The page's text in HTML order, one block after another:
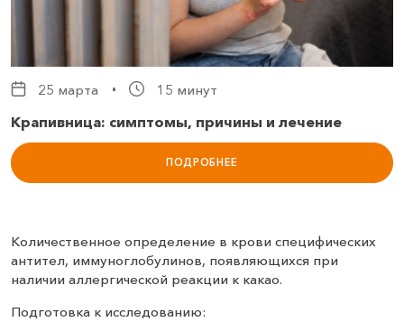
25 марта 15 минут
Крапивница: симптомы, причины и лечение
ПОДРОБНЕЕ
Количественное определение в крови специфических
антител, иммуноглобулинов, появляющихся при
наличии аллергической реакции к какао.
Подготовка к исследованию: